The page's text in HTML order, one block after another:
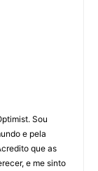
Sou
e pela
que as
e me sinto